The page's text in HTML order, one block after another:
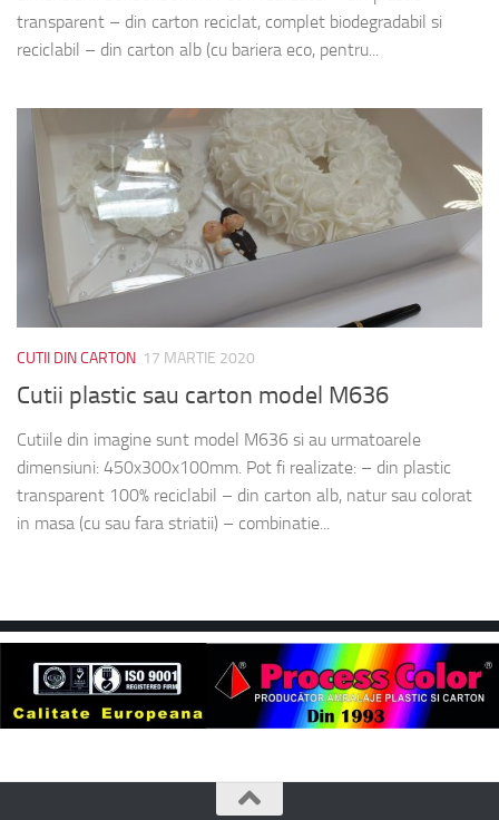
transparent – din carton reciclat, complet biodegradabil si
reciclabil – din carton alb (cu bariera eco, pentru...
CUTII DIN CARTON 17 MARTIE 2020
Cutii plastic sau carton model M636
Cutiile din imagine sunt model M636 si au urmatoarele
dimensiuni: 450x300x100mm. Pot fi realizate: – din plastic
transparent 100% reciclabil – din carton alb, natur sau colorat
in masa (cu sau fara striatii) – combinatie...